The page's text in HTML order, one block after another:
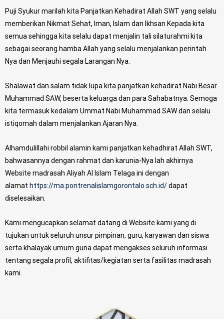
Puji Syukur marilah kita Panjatkan Kehadirat Allah SWT yang selalu
memberikan Nikmat Sehat, Iman, Islam dan Ikhsan Kepada kita
semua sehingga kita selalu dapat menjalin tali silaturahmi kita
sebagai seorang hamba Allah yang selalu menjalankan perintah
Nya dan Menjauhi segala Larangan Nya.
Shalawat dan salam tidak lupa kita panjatkan kehadirat Nabi Besar
Muhammad SAW, beserta keluarga dan para Sahabatnya. Semoga
kita termasuk kedalam Ummat Nabi Muhammad SAW dan selalu
istiqomah dalam menjalankan Ajaran Nya.
Alhamdulillahi robbil alamin kami panjatkan kehadhirat Allah SWT,
bahwasannya dengan rahmat dan karunia-Nya lah akhirnya
Website madrasah Aliyah Al Islam Telaga ini dengan
alamat https://ma.pontrenalislamgorontalo.sch.id/dapat
diselesaikan.
Kami mengucapkan selamat datang di Website kami yang di
tujukan untuk seluruh unsur pimpinan, guru, karyawan dan siswa
serta khalayak umum guna dapat mengakses seluruh informasi
tentang segala profil, aktifitas/kegiatan serta fasilitas madrasah
kami.